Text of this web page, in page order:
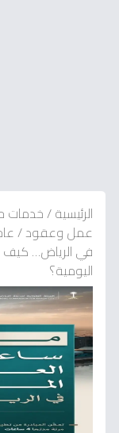
الرئيسية/خدمات
عمل وعقود/
في الرياض… كيف
اليومية؟